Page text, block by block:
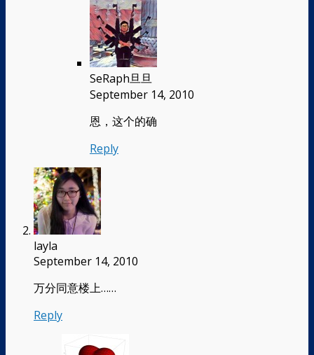
SeRaph旦旦
September 14, 2010
恩，这个的确
Reply
layla
September 14, 2010
万分同意楼上……
Reply